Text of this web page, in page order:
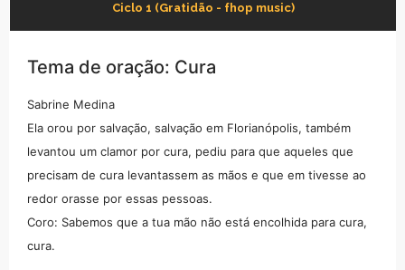
Ciclo 1 (Gratidão - fhop music)
Tema de oração: Cura
Sabrine Medina
Ela orou por salvação, salvação em Florianópolis, também
levantou um clamor por cura, pediu para que aqueles que
precisam de cura levantassem as mãos e que em tivesse ao
redor orasse por essas pessoas.
Coro: Sabemos que a tua mão não está encolhida para cura,
cura.